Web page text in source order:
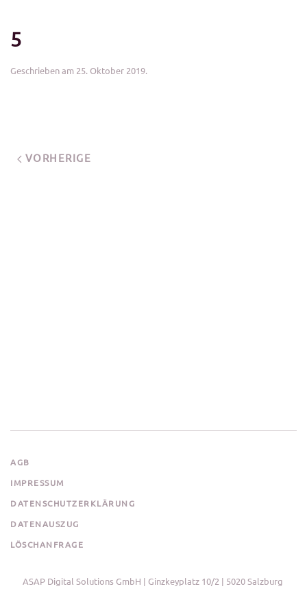
5
Geschrieben am 25. Oktober 2019.
VORHERIGE
AGB
IMPRESSUM
DATENSCHUTZERKLÄRUNG
DATENAUSZUG
LÖSCHANFRAGE
ASAP Digital Solutions GmbH | Ginzkeyplatz 10/2 | 5020 Salzburg